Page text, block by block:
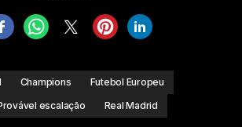
Champions
Futebol Europeu
escalação Real Madrid